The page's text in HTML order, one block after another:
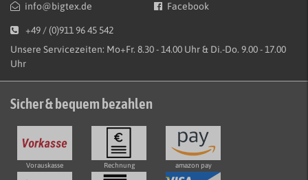
info@bigtex.de Facebook
+49 / (0)911 96 45 542
Unsere Servicezeiten: Mo+Fr. 8.30 - 14.00 Uhr & Di.-Do. 9.00 - 17.00
Uhr
Sicher & bequem bezahlen
Vorauskasse Rechnung amazon pay